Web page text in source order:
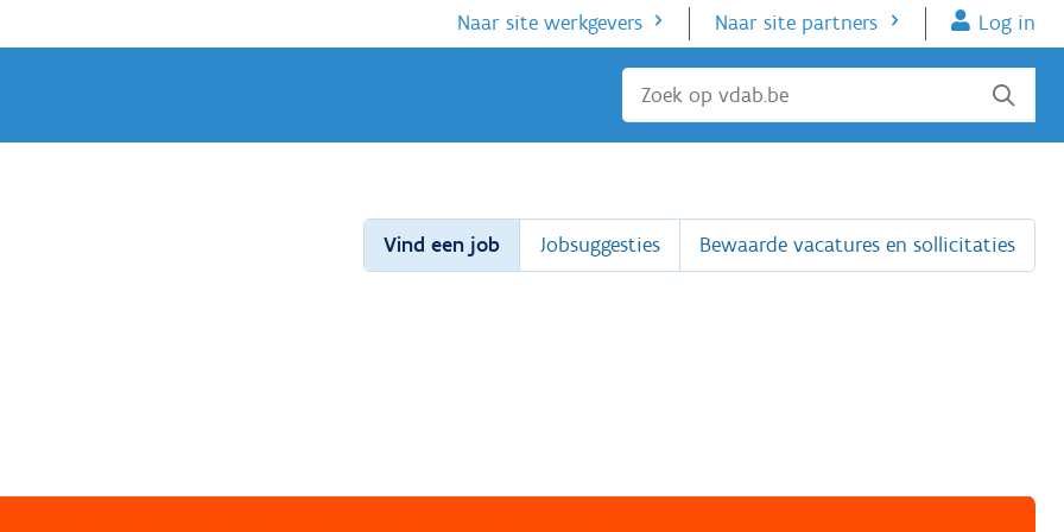
Naar site werkgevers Naar site partners Log in
Sluiten
Vind een job Jobsuggesties Bewaarde vacatures en sollicitaties